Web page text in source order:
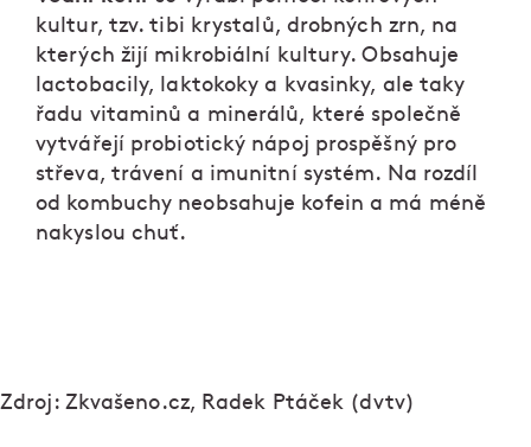
kultur, tzv. tibi krystalů, drobných zrn, na
kterých žijí mikrobiální kultury. Obsahuje
lactobacily, laktokoky a kvasinky, ale taky
řadu vitaminů a minerálů, které společně
vytvářejí probiotický nápoj prospěšný pro
střeva, trávení a imunitní systém. Na rozdíl
od kombuchy neobsahuje kofein a má méně
nakyslou chuť.
Zdroj: Zkvašeno.cz, Radek Ptáček (dvtv)